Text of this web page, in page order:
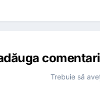
Trebuie să